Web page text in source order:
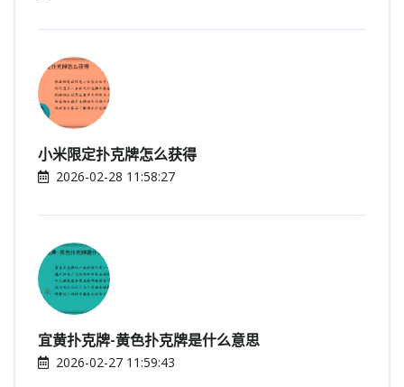
小米限定扑克牌怎么获得
2026-02-28 11:58:27
宜黄扑克牌-黄色扑克牌是什么意思
2026-02-27 11:59:43